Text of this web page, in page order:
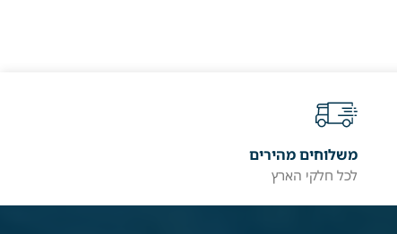
משלוחים מהירים
לכל חלקי הארץ